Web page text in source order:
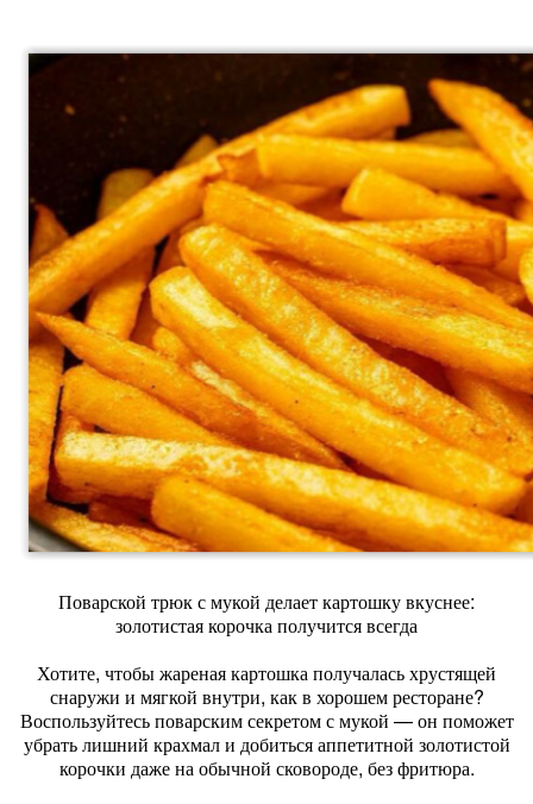
Поварской трюк с мукой делает картошку вкуснее:
золотистая корочка получится всегда
Хотите, чтобы жареная картошка получалась хрустящей
снаружи и мягкой внутри, как в хорошем ресторане?
Воспользуйтесь поварским секретом с мукой — он поможет
убрать лишний крахмал и добиться аппетитной золотистой
корочки даже на обычной сковороде, без фритюра.